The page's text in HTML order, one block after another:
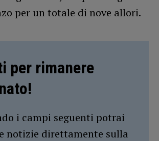
per un totale di nove allori.
per rimanere
i campi seguenti potrai
notizie direttamente sulla